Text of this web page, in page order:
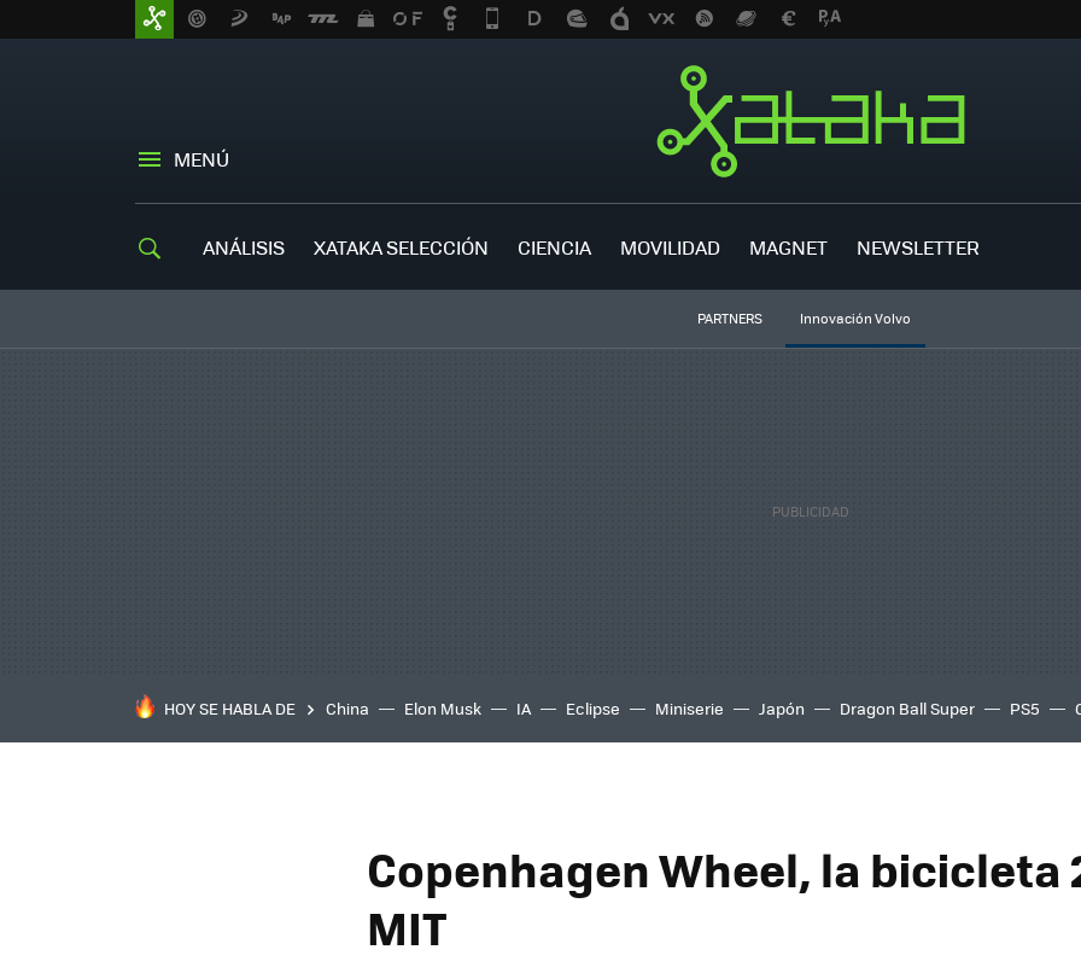
MENÚ
ANÁLISIS XATAKA SELECCIÓN CIENCIA MOVILIDAD MAGNET NEWSLETTER
PARTNERS Innovación Volvo
HOY SE HABLA DE China Elon Musk IA Eclipse Miniserie Japón Dragon Ball Super PS5
Copenhagen Wheel, la bicicleta
MIT